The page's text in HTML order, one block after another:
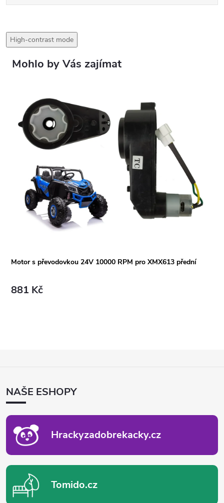
High-contrast mode
Motor s převodovkou 24V 10000 RPM pro XMX613 přední
881 Kč
ANAŠE ESHOPY
Hrackyzadobrekacky.cz
Tomido.cz